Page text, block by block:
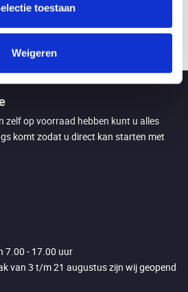
toestaan
Weigeren
zelf op voorraad hebben kunt u alles
komt zodat u direct kan starten met
7.00 - 17.00 uur
van 3 t/m 21 augustus zijn wij geopend